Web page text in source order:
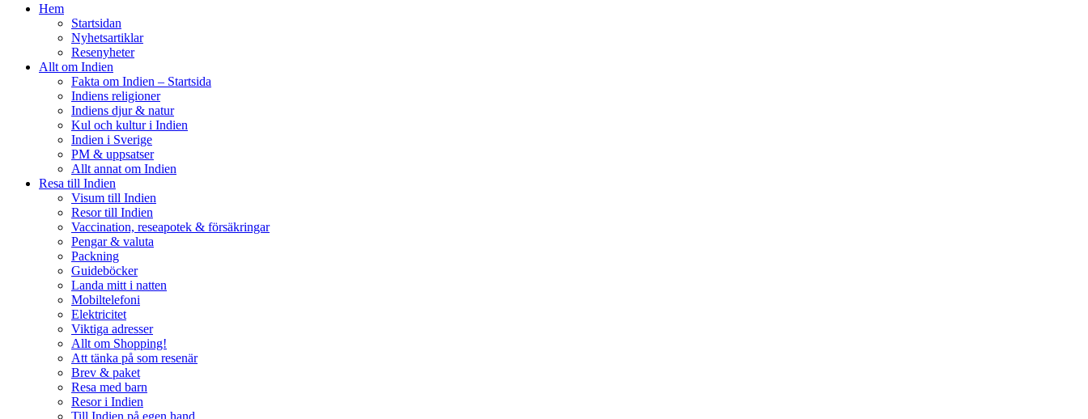
Hem
Startsidan
Nyhetsartiklar
Resenyheter
Allt om Indien
Fakta om Indien – Startsida
Indiens religioner
Indiens djur & natur
Kul och kultur i Indien
Indien i Sverige
PM & uppsatser
Allt annat om Indien
Resa till Indien
Visum till Indien
Resor till Indien
Vaccination, reseapotek & försäkringar
Pengar & valuta
Packning
Guideböcker
Landa mitt i natten
Mobiltelefoni
Elektricitet
Viktiga adresser
Allt om Shopping!
Att tänka på som resenär
Brev & paket
Resa med barn
Resor i Indien
Till Indien på egen hand